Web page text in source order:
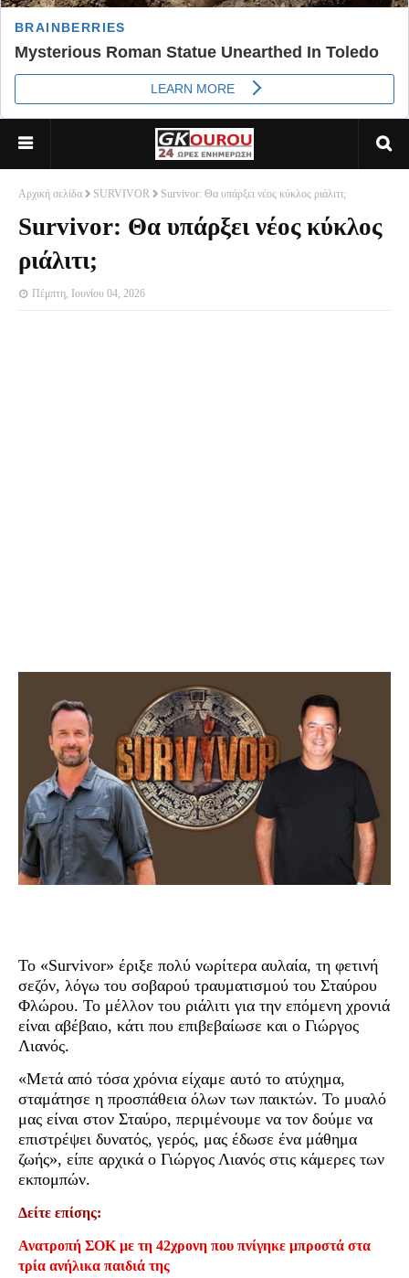
Αρχική σελίδα SURVIVOR Survivor: Θα υπάρξει νέος κύκλος ριάλιτι;
Survivor: Θα υπάρξει νέος κύκλος
ριάλιτι;
Πέμπτη, Ιουνίου 04, 2026
Το «Survivor» έριξε πολύ νωρίτερα αυλαία, τη φετινή
σεζόν, λόγω του σοβαρού τραυματισμού του Σταύρου
Φλώρου. Το μέλλον του ριάλιτι για την επόμενη χρονιά
είναι αβέβαιο, κάτι που επιβεβαίωσε και ο Γιώργος
Λιανός.
«Μετά από τόσα χρόνια είχαμε αυτό το ατύχημα,
σταμάτησε η προσπάθεια όλων των παικτών. Το μυαλό
μας είναι στον Σταύρο, περιμένουμε να τον δούμε να
επιστρέψει δυνατός, γερός, μας έδωσε ένα μάθημα
ζωής», είπε αρχικά ο Γιώργος Λιανός στις κάμερες των
εκπομπών.
Δείτε επίσης:
Ανατροπή ΣΟΚ με τη 42χρονη που πνίγηκε μπροστά στα
τρία ανήλικα παιδιά της